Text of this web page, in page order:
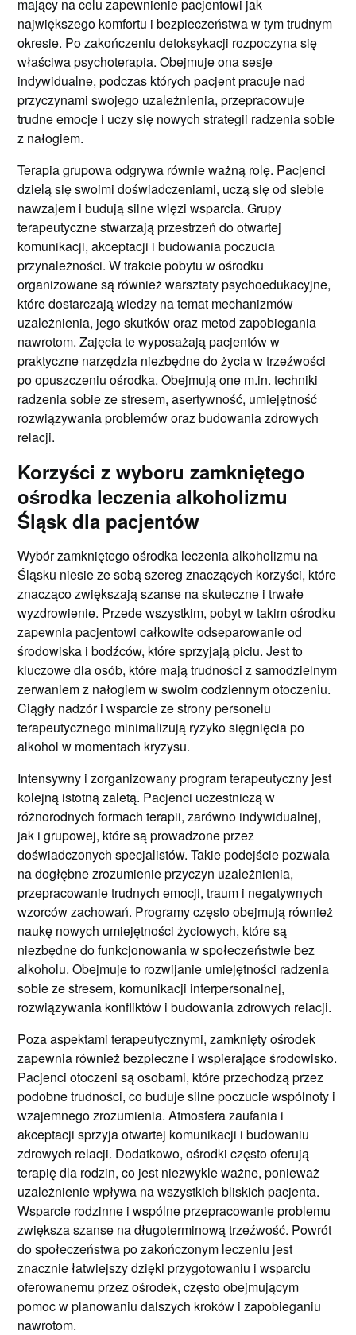
mający na celu zapewnienie pacjentowi jak
największego komfortu i bezpieczeństwa w tym trudnym
okresie. Po zakończeniu detoksykacji rozpoczyna się
właściwa psychoterapia. Obejmuje ona sesje
indywidualne, podczas których pacjent pracuje nad
przyczynami swojego uzależnienia, przepracowuje
trudne emocje i uczy się nowych strategii radzenia sobie
z nałogiem.
Terapia grupowa odgrywa równie ważną rolę. Pacjenci
dzielą się swoimi doświadczeniami, uczą się od siebie
nawzajem i budują silne więzi wsparcia. Grupy
terapeutyczne stwarzają przestrzeń do otwartej
komunikacji, akceptacji i budowania poczucia
przynależności. W trakcie pobytu w ośrodku
organizowane są również warsztaty psychoedukacyjne,
które dostarczają wiedzy na temat mechanizmów
uzależnienia, jego skutków oraz metod zapobiegania
nawrotom. Zajęcia te wyposażają pacjentów w
praktyczne narzędzia niezbędne do życia w trzeźwości
po opuszczeniu ośrodka. Obejmują one m.in. techniki
radzenia sobie ze stresem, asertywność, umiejętność
rozwiązywania problemów oraz budowania zdrowych
relacji.
Korzyści z wyboru zamkniętego
ośrodka leczenia alkoholizmu
Śląsk dla pacjentów
Wybór zamkniętego ośrodka leczenia alkoholizmu na
Śląsku niesie ze sobą szereg znaczących korzyści, które
znacząco zwiększają szanse na skuteczne i trwałe
wyzdrowienie. Przede wszystkim, pobyt w takim ośrodku
zapewnia pacjentowi całkowite odseparowanie od
środowiska i bodźców, które sprzyjają piciu. Jest to
kluczowe dla osób, które mają trudności z samodzielnym
zerwaniem z nałogiem w swoim codziennym otoczeniu.
Ciągły nadzór i wsparcie ze strony personelu
terapeutycznego minimalizują ryzyko sięgnięcia po
alkohol w momentach kryzysu.
Intensywny i zorganizowany program terapeutyczny jest
kolejną istotną zaletą. Pacjenci uczestniczą w
różnorodnych formach terapii, zarówno indywidualnej,
jak i grupowej, które są prowadzone przez
doświadczonych specjalistów. Takie podejście pozwala
na dogłębne zrozumienie przyczyn uzależnienia,
przepracowanie trudnych emocji, traum i negatywnych
wzorców zachowań. Programy często obejmują również
naukę nowych umiejętności życiowych, które są
niezbędne do funkcjonowania w społeczeństwie bez
alkoholu. Obejmuje to rozwijanie umiejętności radzenia
sobie ze stresem, komunikacji interpersonalnej,
rozwiązywania konfliktów i budowania zdrowych relacji.
Poza aspektami terapeutycznymi, zamknięty ośrodek
zapewnia również bezpieczne i wspierające środowisko.
Pacjenci otoczeni są osobami, które przechodzą przez
podobne trudności, co buduje silne poczucie wspólnoty i
wzajemnego zrozumienia. Atmosfera zaufania i
akceptacji sprzyja otwartej komunikacji i budowaniu
zdrowych relacji. Dodatkowo, ośrodki często oferują
terapię dla rodzin, co jest niezwykle ważne, ponieważ
uzależnienie wpływa na wszystkich bliskich pacjenta.
Wsparcie rodzinne i wspólne przepracowanie problemu
zwiększa szanse na długoterminową trzeźwość. Powrót
do społeczeństwa po zakończonym leczeniu jest
znacznie łatwiejszy dzięki przygotowaniu i wsparciu
oferowanemu przez ośrodek, często obejmującym
pomoc w planowaniu dalszych kroków i zapobieganiu
nawrotom.